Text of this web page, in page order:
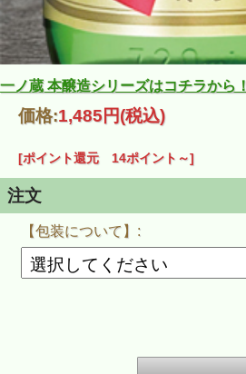
一ノ蔵 本醸造シリーズはコチラから！
価格:1,485円(税込)
[ポイント還元 14ポイント～]
注文
【包装について】: